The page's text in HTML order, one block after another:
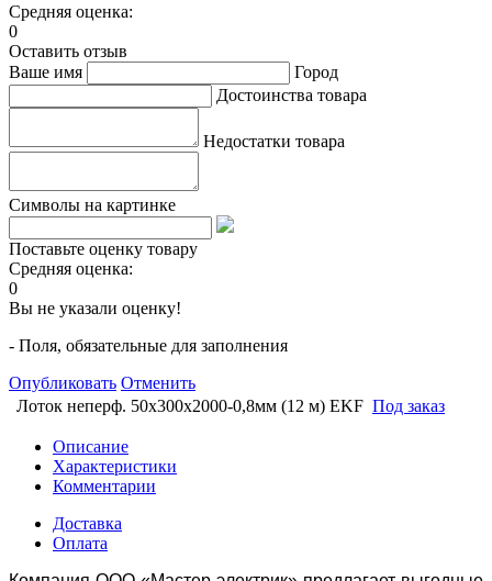
Средняя оценка:
0
Оставить отзыв
Ваше имя
Город
Достоинства товара
Недостатки товара
Символы на картинке
Поставьте оценку товару
Средняя оценка:
0
Вы не указали оценку!
- Поля, обязательные для заполнения
Опубликовать Отменить
Лоток неперф. 50х300х2000-0,8мм (12 м) EKF Под заказ
Описание
Характеристики
Комментарии
Доставка
Оплата